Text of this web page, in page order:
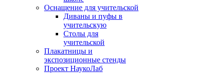
Оснащение для учительской
Диваны и пуфы в
учительскую
Столы для
учительской
Плакатницы и
экспозиционные стенды
Проект НаукоЛаб